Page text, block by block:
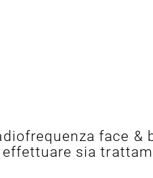
face
sia